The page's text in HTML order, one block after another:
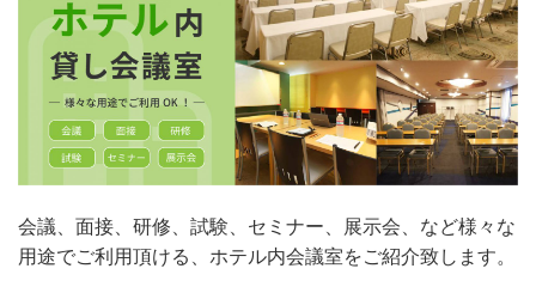
会議、面接、研修、試験、セミナー、展示会、など様々な
用途でご利用頂ける、ホテル内会議室をご紹介致します。